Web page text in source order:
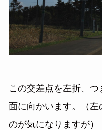
この交差点を左折、
面に向かいます。（
のが気になりますが）